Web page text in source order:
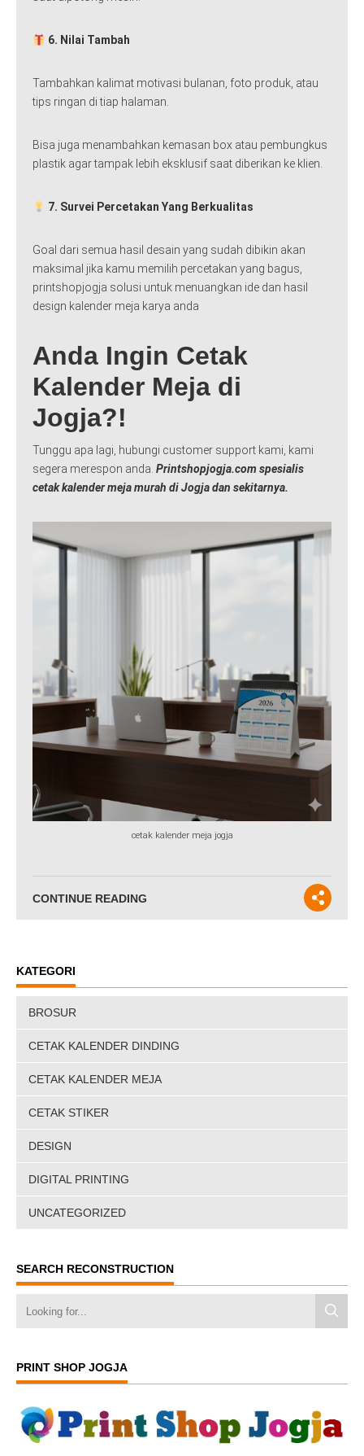
6. Nilai Tambah
Tambahkan kalimat motivasi bulanan, foto produk, atau
tips ringan di tiap halaman.
Bisa juga menambahkan kemasan box atau pembungkus
plastik agar tampak lebih eksklusif saat diberikan ke klien.
7. Survei Percetakan Yang Berkualitas
Goal dari semua hasil desain yang sudah dibikin akan
maksimal jika kamu memilih percetakan yang bagus,
printshopjogja solusi untuk menuangkan ide dan hasil
design kalender meja karya anda
Anda Ingin Cetak
Kalender Meja di
Jogja?!
Tunggu apa lagi, hubungi customer support kami, kami
segera merespon anda. Printshopjogja.com spesialis
cetak kalender meja murah di Jogja dan sekitarnya.
cetak kalender meja jogja
CONTINUE READING
KATEGORI
BROSUR
CETAK KALENDER DINDING
CETAK KALENDER MEJA
CETAK STIKER
DESIGN
DIGITAL PRINTING
UNCATEGORIZED
SEARCH RECONSTRUCTION
PRINT SHOP JOGJA